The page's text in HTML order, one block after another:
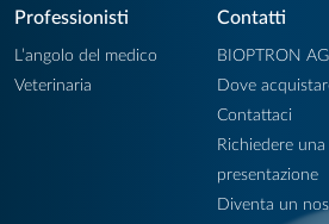
Professionisti
L’angolo del medico
Veterinaria
Contatti
BIOPTRON AG
Dove
Contattaci
Richiedere una
presentazione
Diventa un